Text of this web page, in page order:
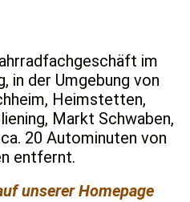
im
in der Umgebung von
Heimstetten,
Markt Schwaben,
20 Autominuten von
entfernt.
unserer Homepage